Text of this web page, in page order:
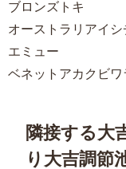
ブロンズトキ
オーストラリアイシ
エミュー
ベネットアカクビワ
隣接する大
り大吉調節